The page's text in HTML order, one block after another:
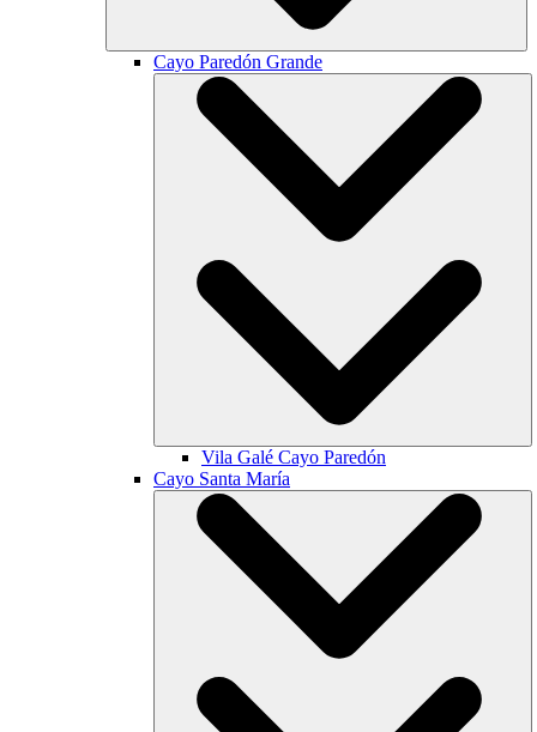
Cayo Paredón Grande
Vila Galé Cayo Paredón
Cayo Santa María